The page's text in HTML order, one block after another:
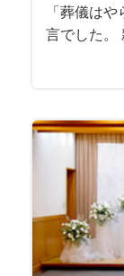
「葬儀は
言でした。
ほうがい
の結果、